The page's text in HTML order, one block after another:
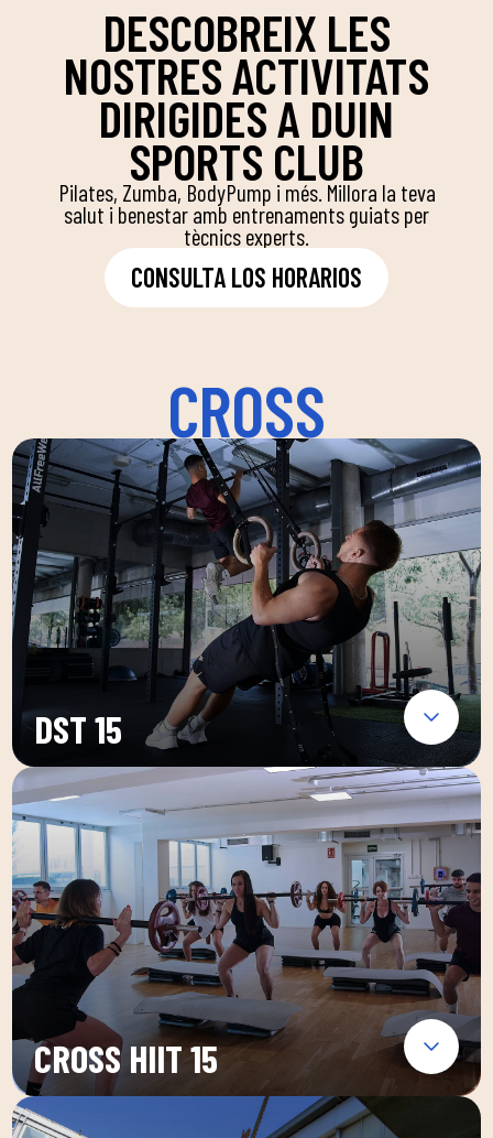
DESCOBREIX LES
NOSTRES ACTIVITATS
DIRIGIDES A DUIN
SPORTS CLUB
Pilates, Zumba, BodyPump i més. Millora la teva
salut i benestar amb entrenaments guiats per
tècnics experts.
CONSULTA LOS HORARIOS
CROSS
DST 15
CROSS HIIT 15